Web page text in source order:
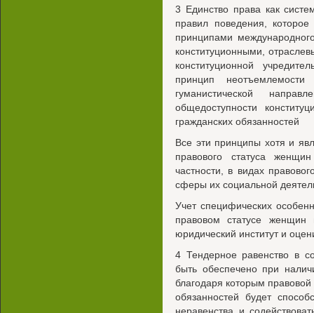
3 Единство права как
правил поведения,
принципами
конституционными,
конституционной
принцип
гуманистической
общедоступности
гражданских обязанностей
Все эти принципы хотя и
правового статуса
частности, в видах
сферы их социальной
Учет специфических
правовом статусе женщин
юридический институт и
4 Тендерное равенство в
быть обеспечено при
благодаря которым
обязанностей будет